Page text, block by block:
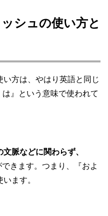
シュの使い方と
い方は、やはり英語と同じ
は』という意味で使われて
脈などに関わらず、
できます。つまり、『およ
ます。